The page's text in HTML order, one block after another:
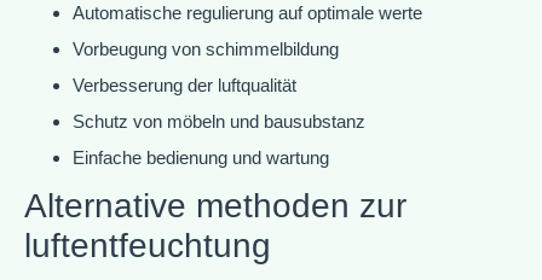
Automatische regulierung auf optimale werte
Vorbeugung von schimmelbildung
Verbesserung der luftqualität
Schutz von möbeln und bausubstanz
Einfache bedienung und wartung
Alternative methoden zur
luftentfeuchtung